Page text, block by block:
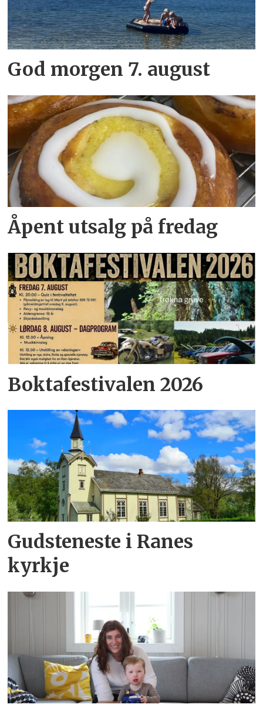
God morgen 7. august
Åpent utsalg på fredag
Boktafestivalen 2026
Gudsteneste i Ranes
kyrkje